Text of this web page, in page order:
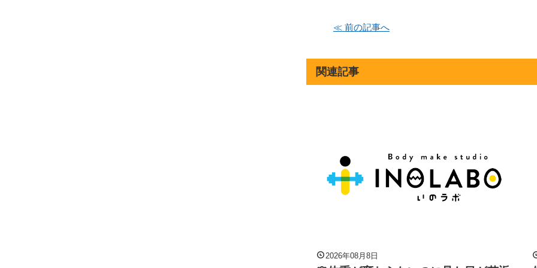
≪ 前の記事へ
関連記事
2026年08月8日